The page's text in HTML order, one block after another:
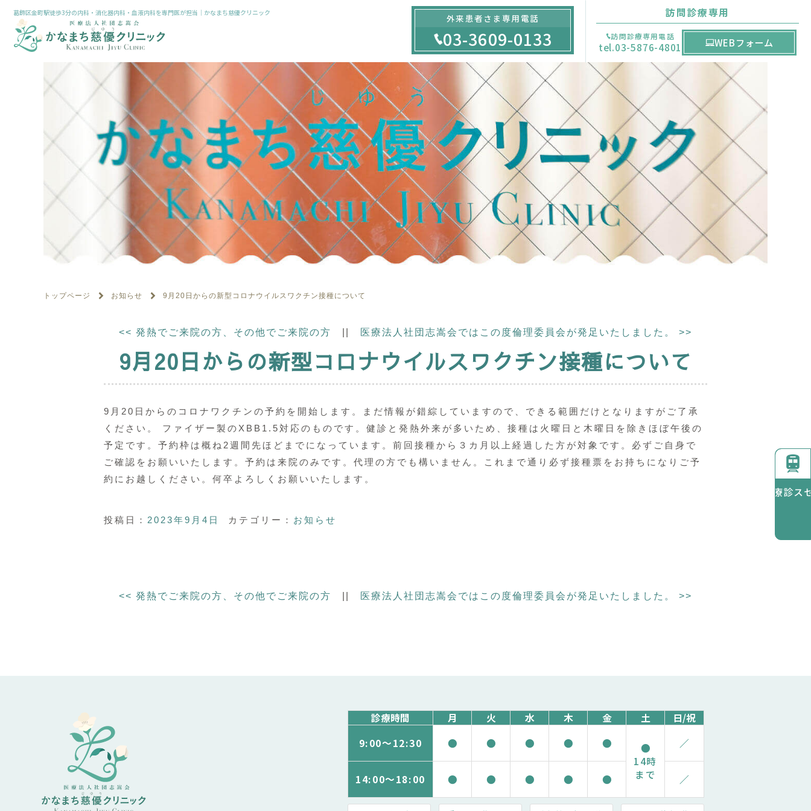
葛飾区金町駅徒歩3分の内科・消化器内科・血液内科を専門医が担当｜かなまち慈優クリニック 外来患者さま専用電話
03-3609-0133
訪問診療専用
訪問診療専用電話
tel.03-5876-4801 WEBフォーム
アクセス
トップページ お知らせ 9月20日からの新型コロナウイルスワクチン接種について
<< 発熱でご来院の方、その他でご来院の方 医療法人社団志嵩会ではこの度倫理委員会が発足いたしました。 >>
9月20日からの新型コロナウイルスワクチン接種について
9月20日からのコロナワクチンの予約を開始します。まだ情報が錯綜していますので、できる範囲だけとなりますがご了承
ください。 ファイザー製のXBB1.5対応のものです。健診と発熱外来が多いため、接種は火曜日と木曜日を除きほぼ午後の
予定です。予約枠は概ね2週間先ほどまでになっています。前回接種から３カ月以上経過した方が対象です。必ずご自身で
ご確認をお願いいたします。予約は来院のみです。代理の方でも構いません。これまで通り必ず接種票をお持ちになりご予
約にお越しください。何卒よろしくお願いいたします。
投稿日： 2023年9月4日 カテゴリー： お知らせ
<< 発熱でご来院の方、その他でご来院の方 医療法人社団志嵩会ではこの度倫理委員会が発足いたしました。 >>
診療時間 月 火 水 木 金 土
日/祝
9:00～12:30 ● ● ● ● ●
●
14時
まで
／
14:00～18:00 ● ● ● ● ● ／